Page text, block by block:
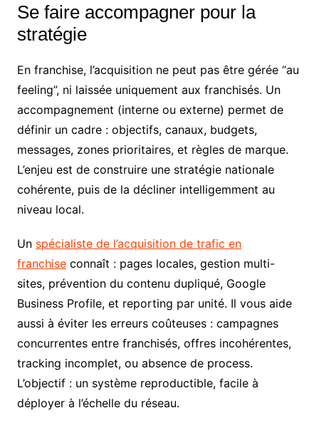
Se faire accompagner pour la
stratégie
En franchise, l’acquisition ne peut pas être gérée “au
feeling”, ni laissée uniquement aux franchisés. Un
accompagnement (interne ou externe) permet de
définir un cadre : objectifs, canaux, budgets,
messages, zones prioritaires, et règles de marque.
L’enjeu est de construire une stratégie nationale
cohérente, puis de la décliner intelligemment au
niveau local.
Un spécialiste de l’acquisition de trafic en
franchiseconnaît : pages locales, gestion multi-
sites, prévention du contenu dupliqué, Google
Business Profile, et reporting par unité. Il vous aide
aussi à éviter les erreurs coûteuses : campagnes
concurrentes entre franchisés, offres incohérentes,
tracking incomplet, ou absence de process.
L’objectif : un système reproductible, facile à
déployer à l’échelle du réseau.